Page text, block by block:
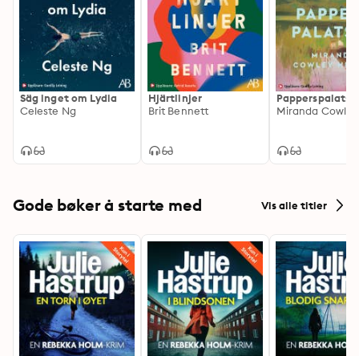
Säg inget om Lydia
Celeste Ng
Hjärtlinjer
Brit Bennett
Gode bøker å starte med Vis alle titler